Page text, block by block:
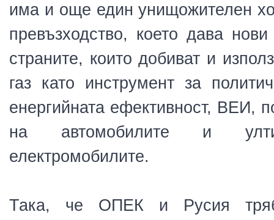
има и още един унищожителен
превъзходство, което дава
страните, които добиват и
газ като инструмент за
енергийната ефективност, ВЕИ,
на автомобилите и
електромобилите.
Така, че ОПЕК и Русия